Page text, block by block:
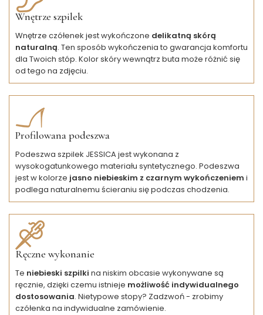
Wnętrze szpilek
Wnętrze czółenek jest wykończone delikatną skórą
naturalną. Ten sposób wykończenia to gwarancja komfortu
dla Twoich stóp. Kolor skóry wewnątrz buta może różnić się
od tego na zdjęciu.
Profilowana podeszwa
Podeszwa szpilek JESSICA jest wykonana z
wysokogatunkowego materiału syntetycznego. Podeszwa
jest w kolorze jasno niebieskim z czarnym wykończeniem i
podlega naturalnemu ścieraniu się podczas chodzenia.
Ręczne wykonanie
Te niebieski szpilki na niskim obcasie wykonywane są
ręcznie, dzięki czemu istnieje możliwość indywidualnego
dostosowania. Nietypowe stopy? Zadzwoń - zrobimy
czółenka na indywidualne zamówienie.